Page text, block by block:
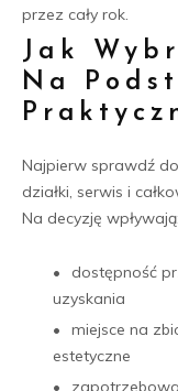
przez cały rok.
Jak
Na
Najpierw sprawdź
działki, serwis i
Na decyzję wpływają:
dostępność
uzyskania
miejsce na
estetyczne